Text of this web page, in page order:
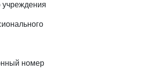
учреждения
номер